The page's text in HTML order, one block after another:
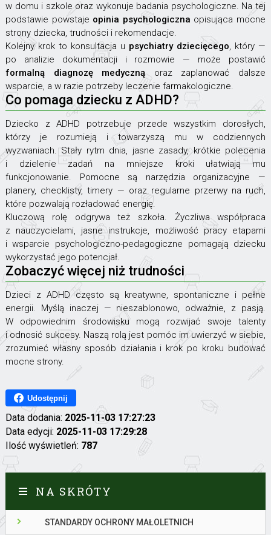
w domu i szkole oraz wykonuje badania psychologiczne. Na tej
podstawie powstaje opinia psychologiczna opisująca mocne
strony dziecka, trudności i rekomendacje.
Kolejny krok to konsultacja u psychiatry dziecięcego, który —
po analizie dokumentacji i rozmowie — może postawić
formalną diagnozę medycznąoraz zaplanować dalsze
wsparcie, a w razie potrzeby leczenie farmakologiczne.
Co pomaga dziecku z ADHD?
Dziecko z ADHD potrzebuje przede wszystkim dorosłych,
którzy je rozumieją i towarzyszą mu w codziennych
wyzwaniach. Stały rytm dnia, jasne zasady, krótkie polecenia
i dzielenie zadań na mniejsze kroki ułatwiają mu
funkcjonowanie. Pomocne są narzędzia organizacyjne —
planery, checklisty, timery — oraz regularne przerwy na ruch,
które pozwalają rozładować energię.
Kluczową rolę odgrywa też szkoła. Życzliwa współpraca
z nauczycielami, jasne instrukcje, możliwość pracy etapami
i wsparcie psychologiczno-pedagogiczne pomagają dziecku
wykorzystać jego potencjał.
Zobaczyć więcej niż trudności
Dzieci z ADHD często są kreatywne, spontaniczne i pełne
energii. Myślą inaczej — nieszablonowo, odważnie, z pasją.
W odpowiednim środowisku mogą rozwijać swoje talenty
i odnosić sukcesy. Naszą rolą jest pomóc im uwierzyć w siebie,
zrozumieć własny sposób działania i krok po kroku budować
mocne strony.
Udostępnij
Data dodania: 2025-11-03 17:27:23
Data edycji: 2025-11-03 17:29:28
Ilość wyświetleń: 787
NA SKRÓTY
STANDARDY OCHRONY MAŁOLETNICH